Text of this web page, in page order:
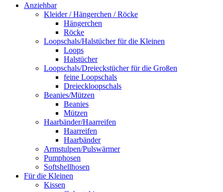
Anziehbar
Kleider / Hängerchen / Röcke
Hängerchen
Röcke
Loopschals/Halstücher für die Kleinen
Loops
Halstücher
Loopschals/Dreieckstücher für die Großen
feine Loopschals
Dreieckloopschals
Beanies/Mützen
Beanies
Mützen
Haarbänder/Haarreifen
Haarreifen
Haarbänder
Armstulpen/Pulswärmer
Pumphosen
Softshellhosen
Für die Kleinen
Kissen